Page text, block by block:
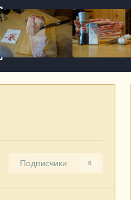
Подписчики 0